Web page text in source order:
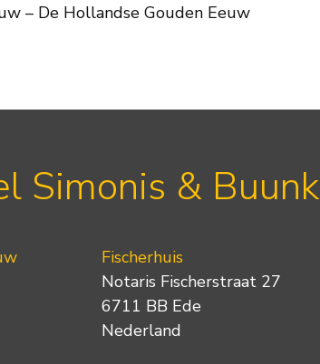
– De Hollandse Gouden Eeuw
Simonis & Buunk
Fischerhuis
Notaris Fischerstraat 27
6711 BB Ede
Nederland